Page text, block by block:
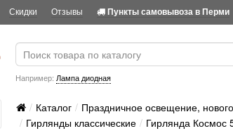
Скидки Отзывы Пункты самовывоза в Перми
Например: Лампа диодная
Каталог Праздничное освещение,
Гирлянды классические
Гирлянда Космос